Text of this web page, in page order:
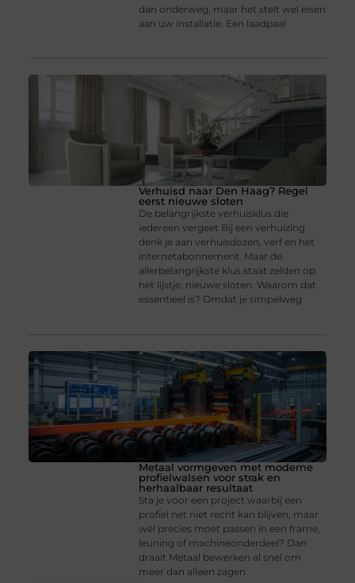
dan onderweg, maar het stelt wel eisen
aan uw installatie. Een laadpaal
Verhuisd naar Den Haag? Regel
eerst nieuwe sloten
De belangrijkste verhuisklus die
iedereen vergeet Bij een verhuizing
denk je aan verhuisdozen, verf en het
internetabonnement. Maar de
allerbelangrijkste klus staat zelden op
het lijstje: nieuwe sloten. Waarom dat
essentieel is? Omdat je simpelweg
Metaal vormgeven met moderne
profielwalsen voor strak en
herhaalbaar resultaat
Sta je voor een project waarbij een
profiel net niet recht kan blijven, maar
wél precies moet passen in een frame,
leuning of machineonderdeel? Dan
draait Metaal bewerken al snel om
meer dan alleen zagen